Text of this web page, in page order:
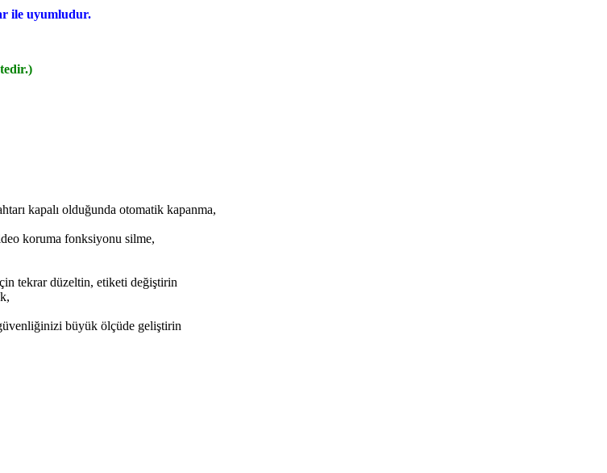
ile uyumludur.
kapalı olduğunda otomatik kapanma,
koruma fonksiyonu silme,
için tekrar düzeltin, etiketi değiştirin
büyük ölçüde geliştirin